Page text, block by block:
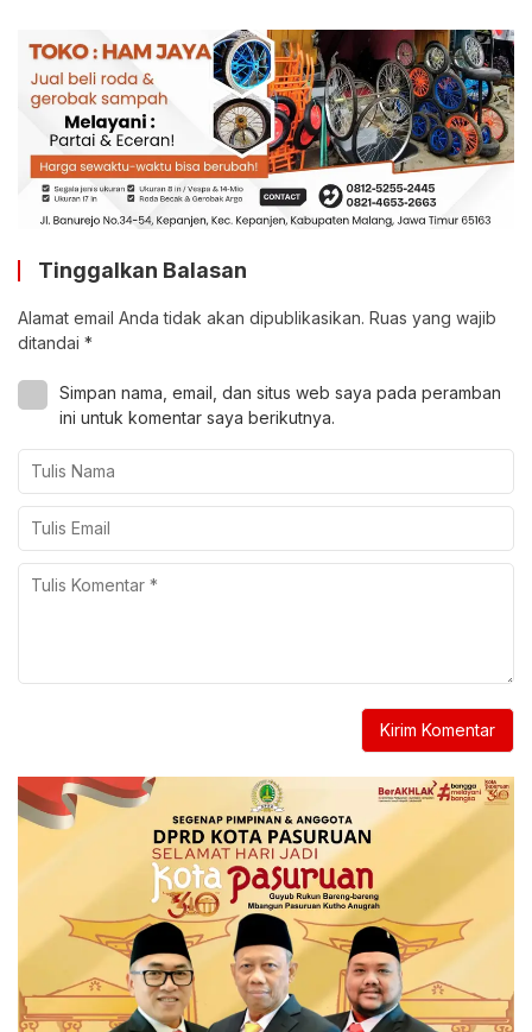
Tinggalkan Balasan
Alamat email Anda tidak akan dipublikasikan. Ruas yang wajib
ditandai *
Simpan nama, email, dan situs web saya pada peramban
ini untuk komentar saya berikutnya.